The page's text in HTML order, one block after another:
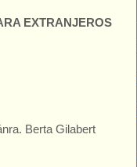
EXTRANJEROS
Berta Gilabert